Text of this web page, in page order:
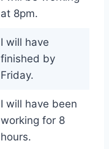
at 8pm.
I will have
finished by
Friday.
I will have been
working for 8
hours.